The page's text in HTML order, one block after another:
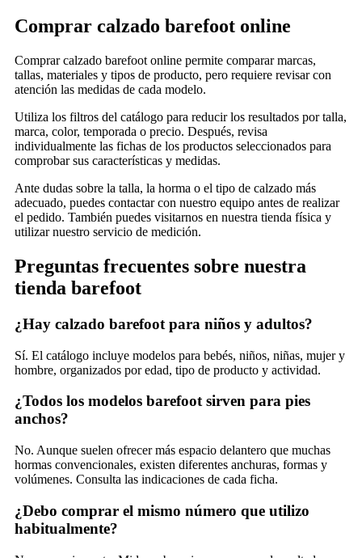
Comprar calzado barefoot online
Comprar calzado barefoot online permite comparar marcas,
tallas, materiales y tipos de producto, pero requiere revisar con
atención las medidas de cada modelo.
Utiliza los filtros del catálogo para reducir los resultados por talla,
marca, color, temporada o precio. Después, revisa
individualmente las fichas de los productos seleccionados para
comprobar sus características y medidas.
Ante dudas sobre la talla, la horma o el tipo de calzado más
adecuado, puedes contactar con nuestro equipo antes de realizar
el pedido. También puedes visitarnos en nuestra tienda física y
utilizar nuestro servicio de medición.
Preguntas frecuentes sobre nuestra
tienda barefoot
¿Hay calzado barefoot para niños y adultos?
Sí. El catálogo incluye modelos para bebés, niños, niñas, mujer y
hombre, organizados por edad, tipo de producto y actividad.
¿Todos los modelos barefoot sirven para pies
anchos?
No. Aunque suelen ofrecer más espacio delantero que muchas
hormas convencionales, existen diferentes anchuras, formas y
volúmenes. Consulta las indicaciones de cada ficha.
¿Debo comprar el mismo número que utilizo
habitualmente?